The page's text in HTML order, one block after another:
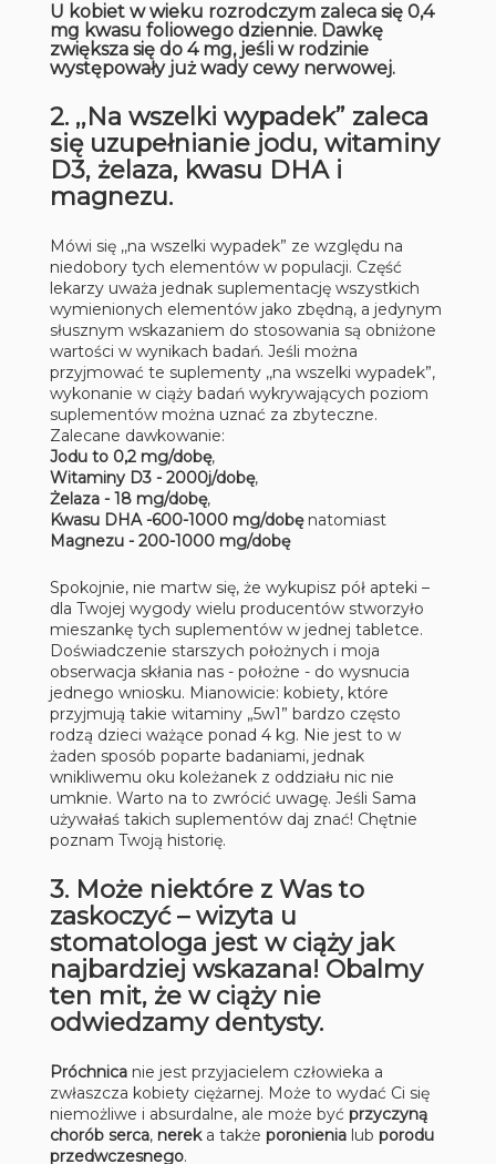
U kobiet w wieku rozrodczym zaleca się 0,4
mg kwasu foliowego dziennie. Dawkę
zwiększa się do 4 mg, jeśli w rodzinie
występowały już wady cewy nerwowej.
2. ,,Na wszelki wypadek” zaleca
się uzupełnianie jodu, witaminy
D3, żelaza, kwasu DHA i
magnezu.
Mówi się ,,na wszelki wypadek” ze względu na
niedobory tych elementów w populacji. Część
lekarzy uważa jednak suplementację wszystkich
wymienionych elementów jako zbędną, a jedynym
słusznym wskazaniem do stosowania są obniżone
wartości w wynikach badań. Jeśli można
przyjmować te suplementy ,,na wszelki wypadek”,
wykonanie w ciąży badań wykrywających poziom
suplementów można uznać za zbyteczne.
Zalecane dawkowanie:
Jodu to 0,2 mg/dobę,
Witaminy D3 - 2000j/dobę,
Żelaza - 18 mg/dobę,
Kwasu DHA -600-1000 mg/dobęnatomiast
Magnezu - 200-1000 mg/dobę
Spokojnie, nie martw się, że wykupisz pół apteki –
dla Twojej wygody wielu producentów stworzyło
mieszankę tych suplementów w jednej tabletce.
Doświadczenie starszych położnych i moja
obserwacja skłania nas - położne - do wysnucia
jednego wniosku. Mianowicie: kobiety, które
przyjmują takie witaminy „5w1” bardzo często
rodzą dzieci ważące ponad 4 kg. Nie jest to w
żaden sposób poparte badaniami, jednak
wnikliwemu oku koleżanek z oddziału nic nie
umknie. Warto na to zwrócić uwagę. Jeśli Sama
używałaś takich suplementów daj znać! Chętnie
poznam Twoją historię.
3. Może niektóre z Was to
zaskoczyć –wizyta u
stomatologa jest w ciąży jak
najbardziej wskazana! Obalmy
ten mit, że w ciąży nie
odwiedzamy dentysty.
Próchnicanie jest przyjacielem człowieka a
zwłaszcza kobiety ciężarnej. Może to wydać Ci się
niemożliwe i absurdalne, ale może być przyczyną
chorób serca, nereka także poronienialub porodu
przedwczesnego.